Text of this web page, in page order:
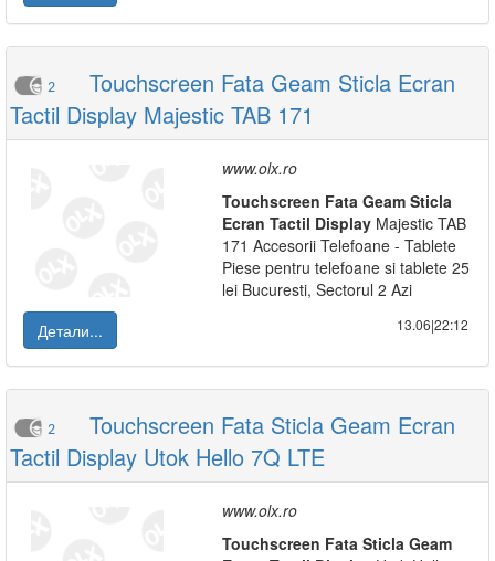
2
Touchscreen Fata Geam Sticla Ecran
Tactil Display Majestic TAB 171
www.olx.ro
Touchscreen Fata Geam Sticla
Ecran Tactil Display Majestic TAB
171 Accesorii Telefoane - Tablete
Piese pentru telefoane si tablete 25
lei Bucuresti, Sectorul 2 Azi
Детали...
13.06|22:12
2
Touchscreen Fata Sticla Geam Ecran
Tactil Display Utok Hello 7Q LTE
www.olx.ro
Touchscreen Fata Sticla Geam